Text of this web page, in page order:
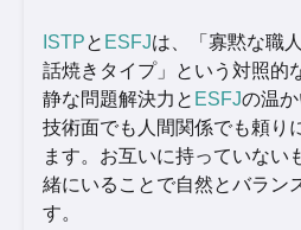
ISTPと ESFJは、「寡黙な職
話焼きタイプ」という対照的
静な問題解決力と ESFJの温か
技術面でも人間関係でも頼り
ます。お互いに持っていない
緒にいることで自然とバラン
す。